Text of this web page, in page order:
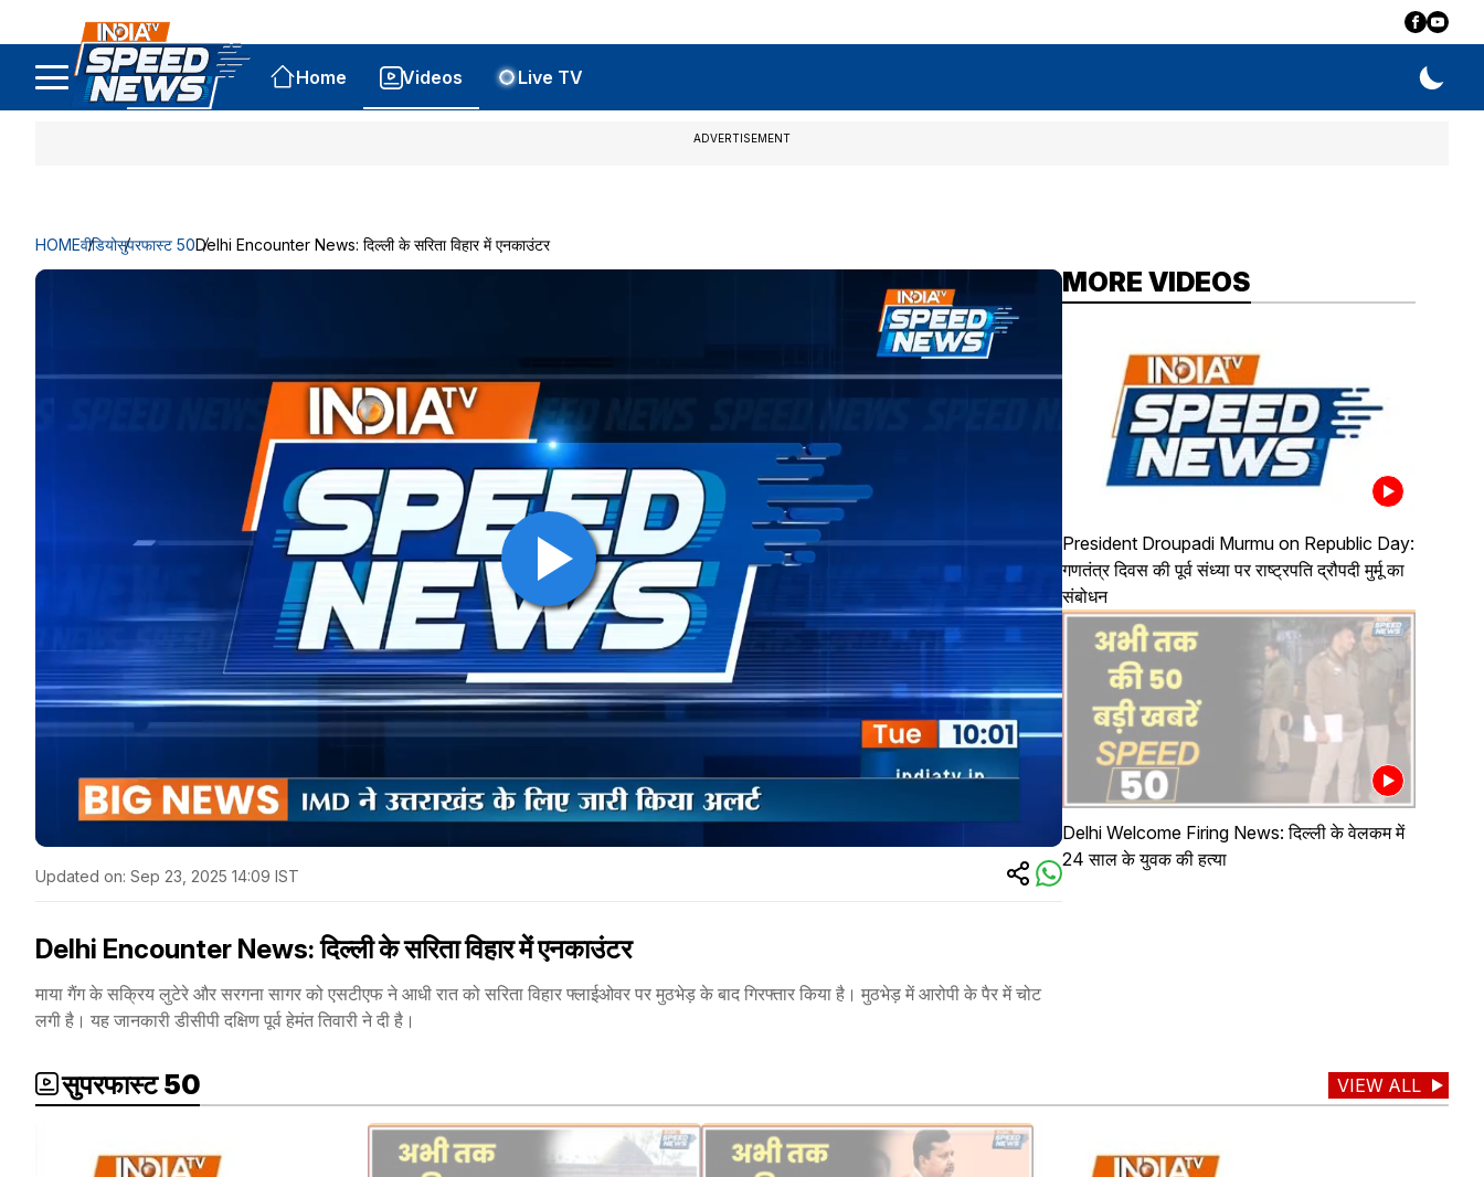
Home Videos Live TV
ADVERTISEMENT
HOMEवीडियोसुपरफास्ट 50Delhi Encounter News: दिल्ली के सरिता विहार में एनकाउंटर
Updated on: Sep 23, 2025 14:09 IST
Delhi Encounter News: दिल्ली के सरिता विहार में एनकाउंटर
माया गैंग के सक्रिय लुटेरे और सरगना सागर को एसटीएफ ने आधी रात को सरिता विहार फ्लाईओवर पर मुठभेड़ के बाद गिरफ्तार किया है। मुठभेड़ में आरोपी के पैर में चोट
लगी है। यह जानकारी डीसीपी दक्षिण पूर्व हेमंत तिवारी ने दी है।
MORE VIDEOS
President Droupadi Murmu on Republic Day:
गणतंत्र दिवस की पूर्व संध्या पर राष्ट्रपति द्रौपदी मुर्मू का
संबोधन
Delhi Welcome Firing News: दिल्ली के वेलकम में
24 साल के युवक की हत्या
सुपरफास्ट 50 VIEW ALL